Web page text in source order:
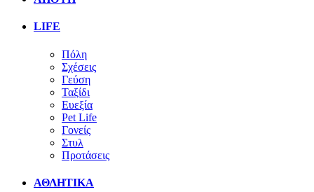
LIFE
Πόλη
Σχέσεις
Γεύση
Ταξίδι
Ευεξία
Pet Life
Γονείς
Στυλ
Προτάσεις
ΑΘΛΗΤΙΚΑ